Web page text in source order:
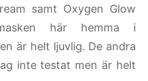
samt Oxygen Glow
här hemma i
är helt ljuvlig. De andra
inte testat men är helt